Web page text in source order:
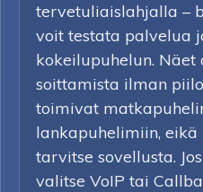
tervetuliaislahjalla –
voit testata palvelua
kokeilupuhelun. Näet
soittamista ilman
toimivat
lankapuhelimiin, eikä
tarvitse sovellusta.
valitse VoIP tai